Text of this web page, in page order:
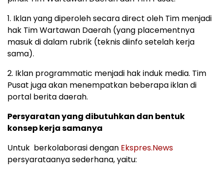
1. Iklan yang diperoleh secara direct oleh Tim menjadi
hak Tim Wartawan Daerah (yang placementnya
masuk di dalam rubrik (teknis diinfo setelah kerja
sama).
2. Iklan programmatic menjadi hak induk media. Tim
Pusat juga akan menempatkan beberapa iklan di
portal berita daerah.
Persyaratan yang dibutuhkan dan bentuk
konsep kerja samanya
Untuk berkolaborasi dengan Ekspres.News
persyarataanya sederhana, yaitu: